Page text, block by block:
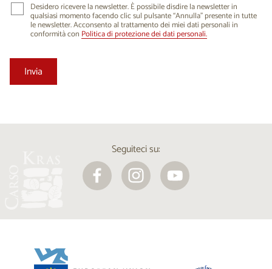
Desidero ricevere la newsletter. È possibile disdire la newsletter in
qualsiasi momento facendo clic sul pulsante “Annulla” presente in tutte
le newsletter. Acconsento al trattamento dei miei dati personali in
conformità con Politica di protezione dei dati personali.
Seguiteci su: